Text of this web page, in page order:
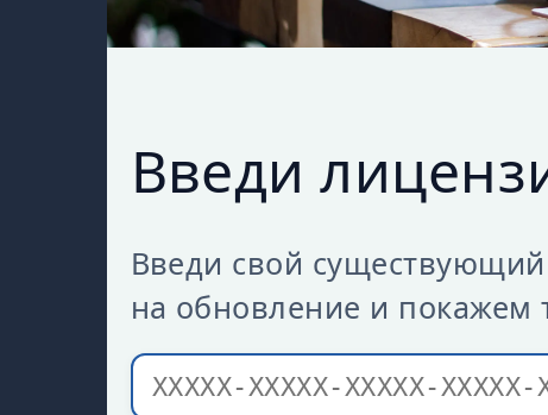
Введи
Введи свой
на обновление и покажем